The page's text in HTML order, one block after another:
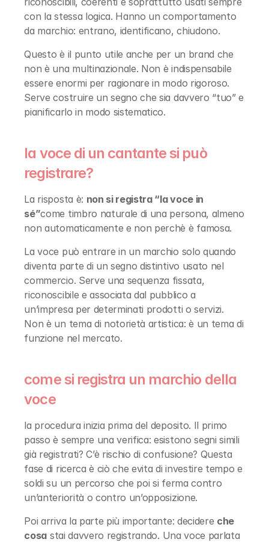
con la stessa logica. Hanno un comportamento
da marchio: entrano, identificano, chiudono.
Questo è il punto utile anche per un brand che
non è una multinazionale. Non è indispensabile
essere enormi per ragionare in modo rigoroso.
Serve costruire un segno che sia davvero “tuo” e
pianificarlo in modo sistematico.
la voce di un cantante si può
registrare?
La risposta è: non si registra “la voce in
sé”come timbro naturale di una persona, almeno
non automaticamente e non perchè è famosa.
La voce può entrare in un marchio solo quando
diventa parte di un segno distintivo usato nel
commercio. Serve una sequenza fissata,
riconoscibile e associata dal pubblico a
un’impresa per determinati prodotti o servizi.
Non è un tema di notorietà artistica: è un tema di
funzione nel mercato.
come si registra un marchio della
voce
la procedura inizia prima del deposito. Il primo
passo è sempre una verifica: esistono segni simili
già registrati? C’è rischio di confusione? Questa
fase di ricerca è ciò che evita di investire tempo e
soldi su un percorso che poi si ferma contro
un’anteriorità o contro un’opposizione.
Poi arriva la parte più importante: decidere che
cosa stai davvero registrando. Una voce parlata